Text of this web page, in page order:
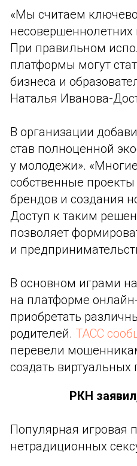
«Мы считаем
несовершеннолетних
При правильном
платформы могут
бизнеса и
Наталья Иванова-
В организации
став полноценной
у молодежи».
собственные
брендов и создания
Доступ к таким
позволяет
и
В основном играми
на платформе
приобретать
родителей. ТАСС
перевели
создать виртуальных
РКН
Популярная игровая
нетрадиционных